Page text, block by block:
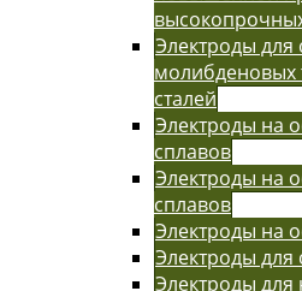
Электроды для
молибденовых
сталей
Электроды на
сплавов
Электроды на
сплавов
Электроды на
Электроды для
Электроды для